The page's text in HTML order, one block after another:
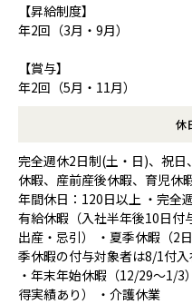
【昇給制度】
年2回（3月・9月）
【賞与】
年2回（5月・11月）
休
完全週休2日制(土・日)、祝
休暇、産前産後休暇、育児休
年間休日：120日以上 ・完全
有給休暇（入社半年後10日付
出産・忌引） ・夏季休暇（
季休暇の付与対象者は8/1付
・年末年始休暇（12/29～1/3
得実績あり） ・介護休業